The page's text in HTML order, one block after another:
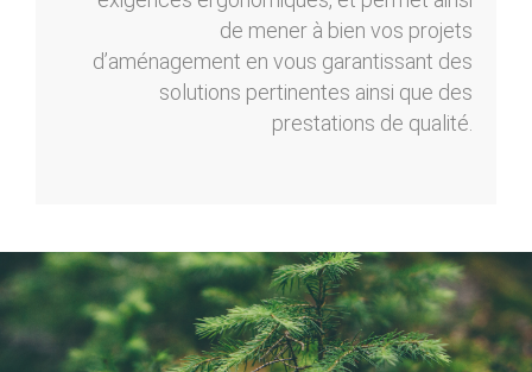
de mener à bien vos projets
d’aménagement en vous garantissant des
solutions pertinentes ainsi que des
prestations de qualité.